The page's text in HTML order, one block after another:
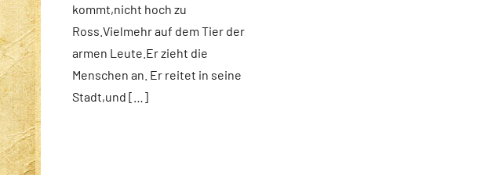
spirituelles
Weltweit
kommt,nicht hoch zu
Ross.Vielmehr auf dem Tier der
armen Leute.Er zieht die
Menschen an. Er reitet in seine
Stadt,und […]